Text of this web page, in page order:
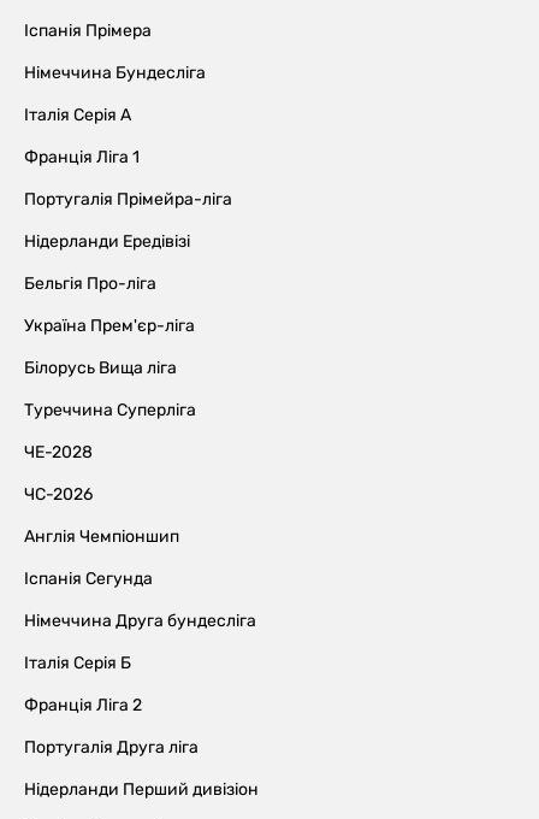
Іспанія Прімера
Німеччина Бундесліга
Італія Серія А
Франція Ліга 1
Португалія Прімейра-ліга
Нідерланди Ередівізі
Бельгія Про-ліга
Україна Прем'єр-ліга
Білорусь Вища ліга
Туреччина Суперліга
ЧЕ-2028
ЧС-2026
Англія Чемпіоншип
Іспанія Сегунда
Німеччина Друга бундесліга
Італія Серія Б
Франція Ліга 2
Португалія Друга ліга
Нідерланди Перший дивізіон